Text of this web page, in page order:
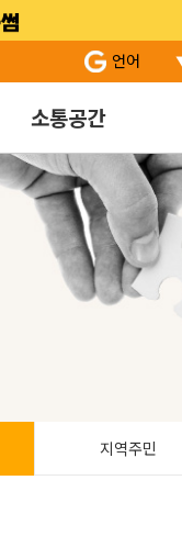
언어
소통공간
지역주민